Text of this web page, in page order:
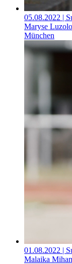
05.08.2022 |
Maryse
München
01.08.2022 |
Malaika